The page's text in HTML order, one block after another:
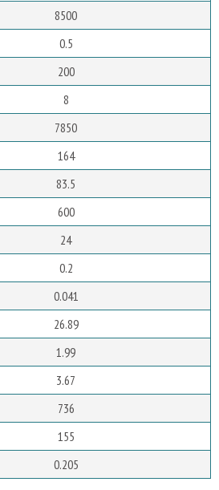
8500
0.5
200
8
7850
164
83.5
600
24
0.2
0.041
26.89
1.99
3.67
736
155
0.205